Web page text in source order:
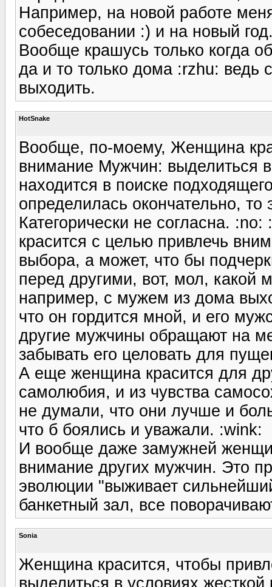
Например, на новой работе
собеседовании :) и на новый
Вообще крашусь только когда
да и то только дома :rzhu: ведь
выходить.
HotSnake
Вообще, по-моему, Женщина
внимание Мужчин: выделиться в
находится в поиске
определилась окончательно, то
Категорически не согласна.
красится с целью привлечь
выбора, а может, что бы
перед другими, вот, мол,
например, с мужем из дома
что он гордится мной, и его
другие мужчины обращают на
забывать его целовать для
А еще женщина красится для
самолюбия, и из чувства
не думали, что они лучше и
что б боялись и уважали. :wink:
И вообще даже замужней
внимание других мужчин. Это
эволюции "выживает
банкетный зал, все
Sonia
Женщина красится, чтобы
выделиться в условиях жесткой